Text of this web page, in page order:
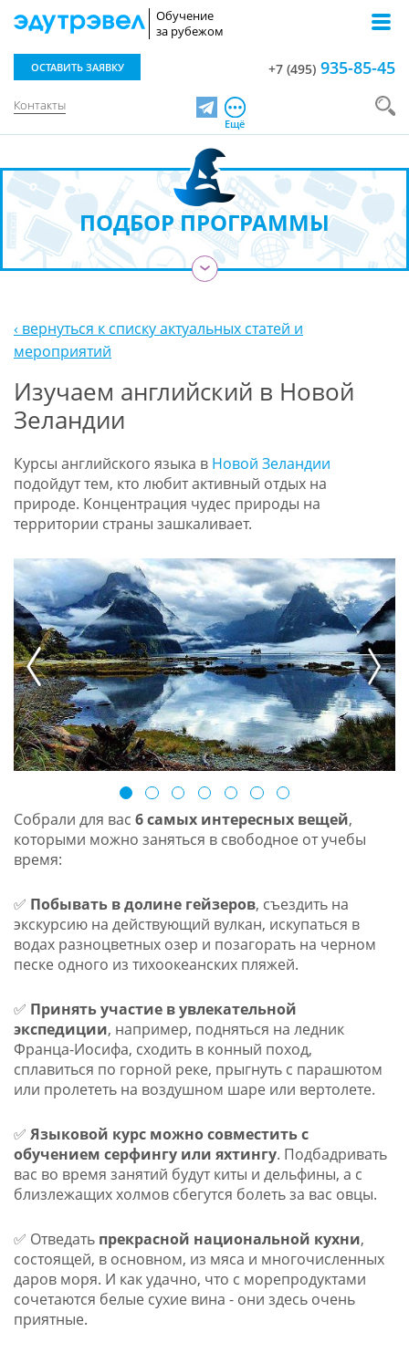
Обучение
за рубежом
Контакты
ОСТАВИТЬ ЗАЯВКУ +7 (495) 935-85-45
TelegramЕщё
ПОДБОР ПРОГРАММЫ
›
‹ вернуться к списку актуальных статей и
мероприятий
Изучаем английский в Новой
Зеландии
Курсы английского языка в Новой Зеландии
подойдут тем, кто любит активный отдых на
природе. Концентрация чудес природы на
территории страны зашкаливает.
prev next
Собрали для вас 6 самых интересных вещей,
которыми можно заняться в свободное от учебы
время:
✅ Побывать в долине гейзеров, съездить на
экскурсию на действующий вулкан, искупаться в
водах разноцветных озер и позагорать на черном
песке одного из тихоокеанских пляжей.
✅ Принять участие в увлекательной
экспедиции, например, подняться на ледник
Франца-Иосифа, сходить в конный поход,
сплавиться по горной реке, прыгнуть с парашютом
или пролететь на воздушном шаре или вертолете.
✅ Языковой курс можно совместить с
обучением серфингу или яхтингу. Подбадривать
вас во время занятий будут киты и дельфины, а с
близлежащих холмов сбегутся болеть за вас овцы.
✅ Отведать прекрасной национальной кухни,
состоящей, в основном, из мяса и многочисленных
даров моря. И как удачно, что с морепродуктами
сочетаются белые сухие вина - они здесь очень
приятные.